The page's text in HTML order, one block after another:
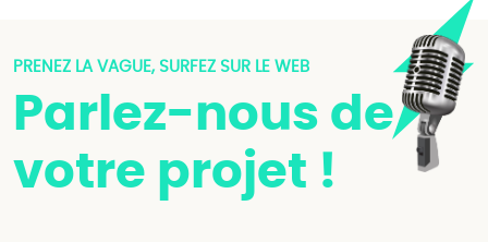
PRENEZ LA VAGUE, SURFEZ SUR LE WEB
Parlez-nous de
votre projet !